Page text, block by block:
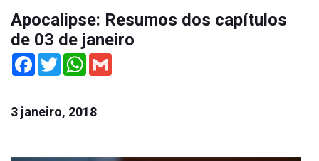
Apocalipse: Resumos dos capítulos
de 03 de janeiro
Facebook
TwitterWhatsApp
3 janeiro, 2018